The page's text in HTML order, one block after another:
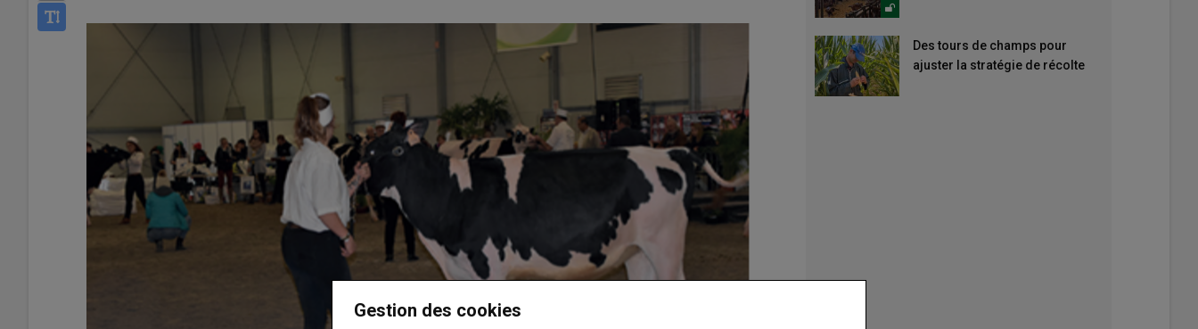
Des tours de champs pour
ajuster la stratégie de récolte
Gestion des cookies